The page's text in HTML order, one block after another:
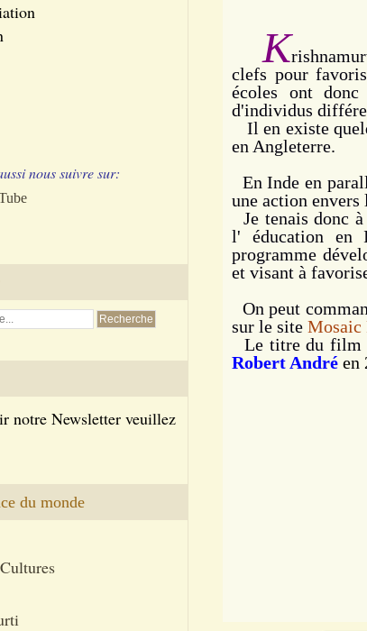
nous suivre sur:
notre Newsletter veuillez
du monde
K
clefs pour
écoles ont
d'individus
Il en existe
en Angleterre.
En Inde en
une action
Je tenais donc
l' éducation
programme
et visant à
On peut
sur le site Mosaic
Le titre du film
Robert André en